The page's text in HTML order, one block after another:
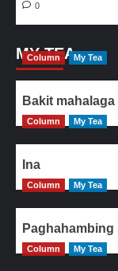
0
MY TEA
Column My Tea
Bakit
Column My Tea
Ina
Column My Tea
Column My Tea